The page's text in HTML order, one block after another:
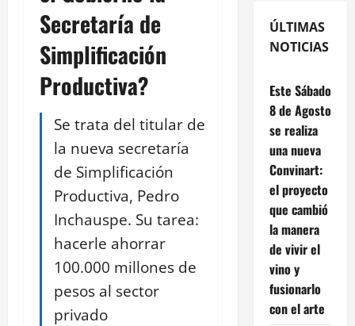
Secretaría de
Simplificación
Productiva?
Se trata del titular de
la nueva secretaría
de Simplificación
Productiva, Pedro
Inchauspe. Su tarea:
hacerle ahorrar
100.000 millones de
pesos al sector
privado
ÚLTIMAS
NOTICIAS
Este Sábado
8 de Agosto
se realiza
una nueva
Convinart:
el proyecto
que cambió
la manera
de vivir el
vino y
fusionarlo
con el arte